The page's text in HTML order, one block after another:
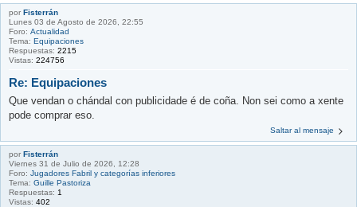
por Fisterrán
Lunes 03 de Agosto de 2026, 22:55
Foro: Actualidad
Tema: Equipaciones
Respuestas: 2215
Vistas: 224756
Re: Equipaciones
Que vendan o chándal con publicidade é de coña. Non sei como a xente
pode comprar eso.
Saltar al mensaje
por Fisterrán
Viernes 31 de Julio de 2026, 12:28
Foro: Jugadores Fabril y categorías inferiores
Tema: Guille Pastoriza
Respuestas: 1
Vistas: 402